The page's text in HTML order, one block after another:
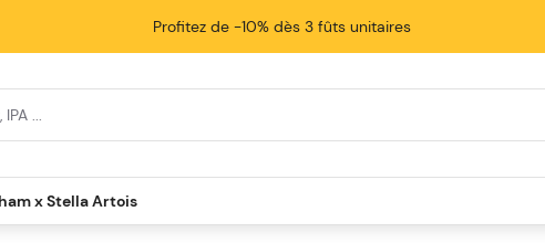
Profitez de -10% dès 3 fûts unitaires
x Stella Artois